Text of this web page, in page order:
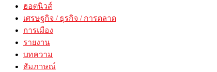
ฮอตนิวส์
เศรษฐกิจ / ธุรกิจ / การตลาด
การเมือง
รายงาน
บทความ
สัมภาษณ์